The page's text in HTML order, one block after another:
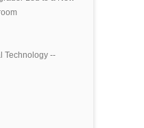
Technology --